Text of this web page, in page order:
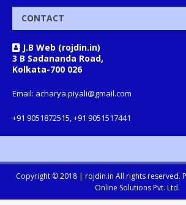
CONTACT
J.B Web (rojdin.in)
3 B Sadananda Road,
Kolkata-700 026
Email: acharya.piyali@gmail.com
+91 9051872515, +91 9051517441
Copyright © 2018 | rojdin.in All rights reserved.
Online Solutions Pvt. Ltd.